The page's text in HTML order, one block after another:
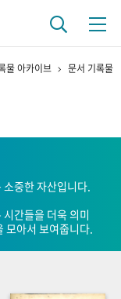
구자들
물 아카이브 문서 기록물
중한 자산입니다.
간들을 더욱 의미
모아서 보여줍니다.